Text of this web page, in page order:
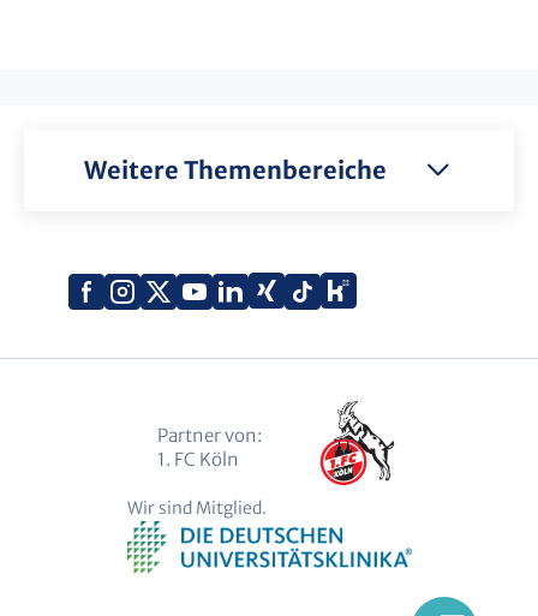
Weitere Themenbereiche
Facebook
Instagram
X
YouTube
LinkedIn
Xing TiktokKununu
Partner von:
1. FC Köln
Wir sind Mitglied.